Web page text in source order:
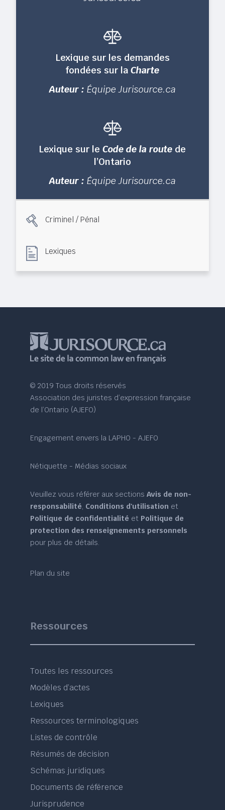
Lexique sur les demandes
fondées sur laCharte
Auteur : Équipe Jurisource.ca
Lexique sur leCode de la route de
l’Ontario
Auteur : Équipe Jurisource.ca
Criminel / Pénal
Lexiques
© 2019 Tous droits réservés
Association des juristes d’expression française
de l’Ontario (AJEFO)
Engagement envers la LAPHO - AJEFO
Nétiquette - Médias sociaux
Veuillez vous référer aux sectionsAvis de non-
responsabilité, Conditions d'utilisation et
Politique de confidentialité et Politique de
protection des renseignements personnels
pour plus de détails.
Plan du site
Ressources
Toutes les ressources
Modèles d’actes
Lexiques
Ressources terminologiques
Listes de contrôle
Résumés de décision
Schémas juridiques
Documents de référence
Jurisprudence